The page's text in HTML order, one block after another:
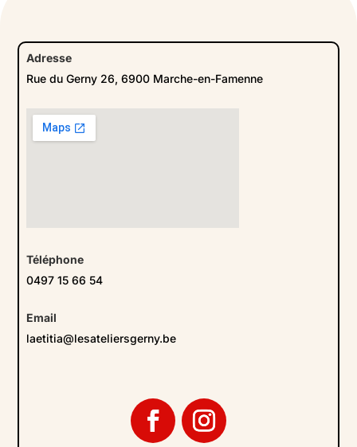
Adresse
Rue du Gerny 26, 6900 Marche-en-Famenne
Téléphone
0497 15 66 54
Email
laetitia@lesateliersgerny.be